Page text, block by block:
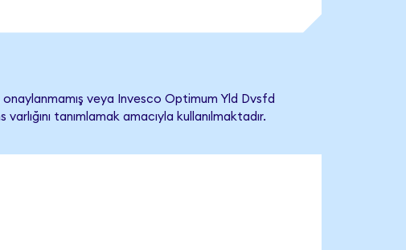
veya Invesco Optimum Yld Dvsfd
tanımlamak amacıyla kullanılmaktadır.